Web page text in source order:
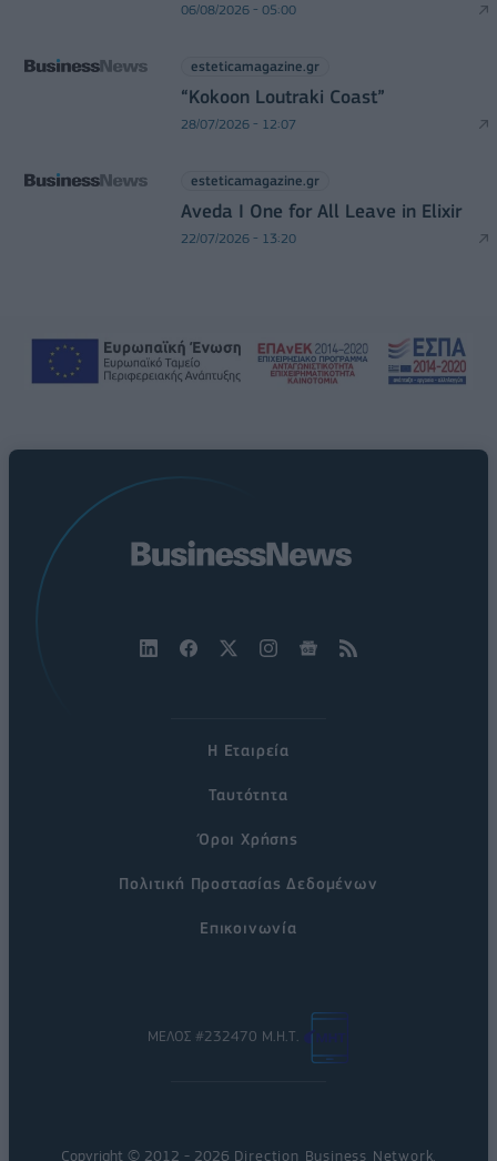
06/08/2026 - 05:00
esteticamagazine.gr
“Kokoon Loutraki Coast”
28/07/2026 - 12:07
esteticamagazine.gr
Aveda I One for All Leave in Elixir
22/07/2026 - 13:20
Η Εταιρεία
Ταυτότητα
Όροι Χρήσης
Πολιτική Προστασίας Δεδομένων
Επικοινωνία
ΜΕΛΟΣ #232470 Μ.Η.Τ.
Copyright © 2012 - 2026 Direction Business Network.